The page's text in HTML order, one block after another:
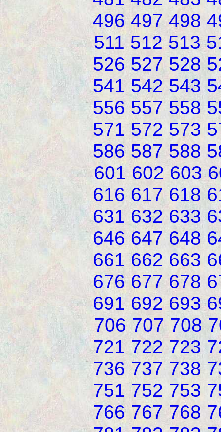
496 497 498
511 512 513
526 527 528
541 542 543
556 557 558
571 572 573
586 587 588
601 602 603
616 617 618
631 632 633
646 647 648
661 662 663
676 677 678
691 692 693
706 707 708
721 722 723
736 737 738
751 752 753
766 767 768